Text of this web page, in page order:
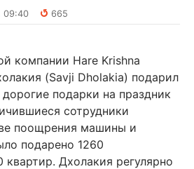
09:40
665
компании Hare Krishna
(Savji Dholakia) подарил
подарки на праздник
сотрудники
поощрения машины и
подарено 1260
Дхолакия регулярно